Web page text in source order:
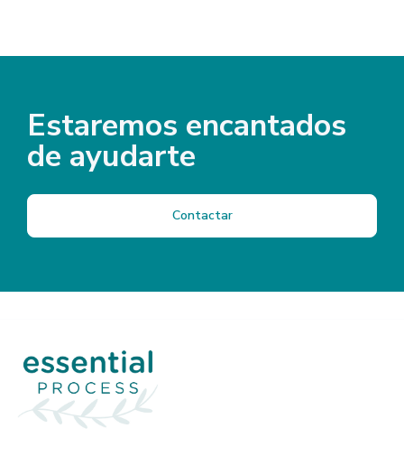
Estaremos encantados
de ayudarte
Contactar